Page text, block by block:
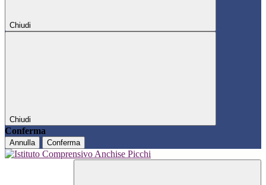
Chiudi
Chiudi
Conferma
Annulla Conferma